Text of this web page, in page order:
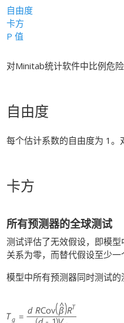
自由度
卡方
P 值
对Minitab统计软件中比例危
自由度
每个估计系数的自由度为 1。
卡方
所有预测器的全球测试
测试评估了无效假设，即模
关系为零，而替代假设至少一
模型中所有预测器同时测试的